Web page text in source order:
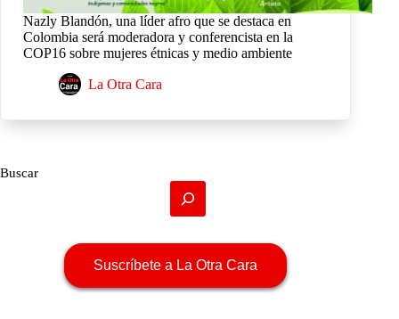
Nazly Blandón, una líder afro que se destaca en
Colombia será moderadora y conferencista en la
COP16 sobre mujeres étnicas y medio ambiente
La Otra Cara
Buscar
Suscríbete a La Otra Cara